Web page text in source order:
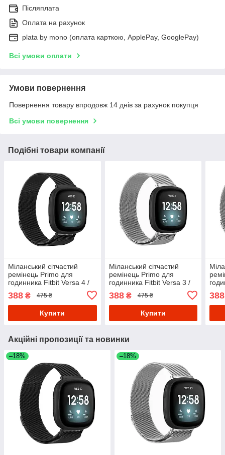
Післяплата
Оплата на рахунок
plata by mono (оплата карткою, ApplePay, GooglePay)
Всі умови оплати
Умови повернення
Повернення товару впродовж 14 днів за рахунок покупця
Всі умови повернення
Подібні товари компанії
Міланський сітчастий
ремінець Primo для
годинника Fitbit Versa 4 /
388 ₴ 475 ₴
Купити
Міланський сітчастий
ремінець Primo для
годинника Fitbit Versa 3 /
388₴ 475 ₴
Купити
388
Акційні пропозиції та новинки
–18% –18%